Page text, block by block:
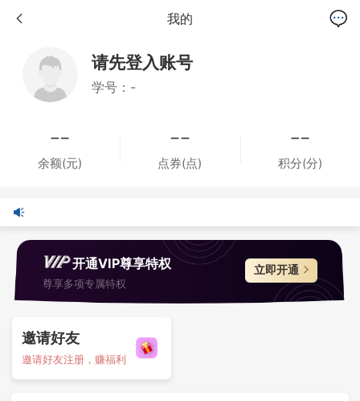
我的
请先登入账号
学号：-
余额(元) 点券(点) 积分(分)
开通VIP尊享特权
尊享多项专属特权
立即开通
邀请好友
邀请好友注册，赚福利